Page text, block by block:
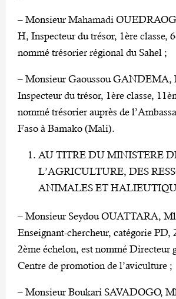
– Monsieur Mahamadi
H, Inspecteur du trésor, 1ère classe,
nommé trésorier régional du Sahel ;
– Monsieur Gaoussou GANDEMA,
Inspecteur du trésor, 1ère classe,
nommé trésorier auprès de
Faso à Bamako (Mali).
AU TITRE DU MINISTERE
L’AGRICULTURE, DES
ANIMALES ET
– Monsieur Seydou OUATTARA,
Enseignant-chercheur, catégorie PD,
2ème échelon, est nommé Directeur
Centre de promotion de l’aviculture ;
– Monsieur Boukari SAVADOGO,